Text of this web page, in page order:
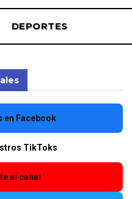
DEPORTES
en Facebook
TikToks
al canal